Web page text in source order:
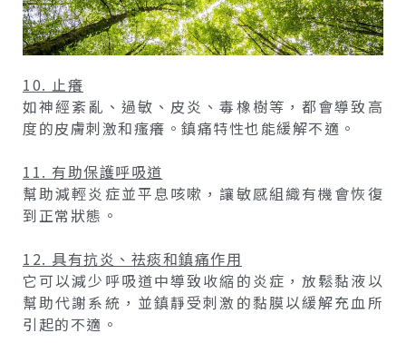
10. 止癢
如神經紊亂、過敏、皮炎、毒橡樹等，都會導致高
度的皮膚刺激和瘙癢。鎮痛特性也能緩解不適。
11. 有助保護呼吸道
幫助減輕炎症並平息咳嗽，讓敏感組織有機會恢復
到正常狀態。
12. 具有抗炎、祛痰和鎮痛作用
它可以減少呼吸道中導致收縮的炎症，放鬆黏液以
幫助代謝系統，並鎮靜受刺激的黏膜以緩解充血所
引起的不適。